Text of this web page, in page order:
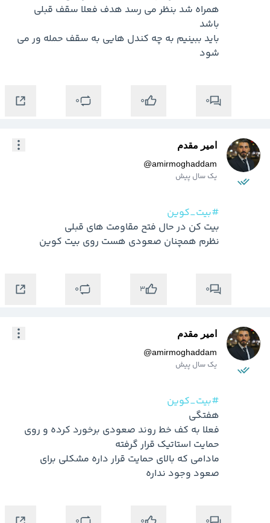
شود
0
0
0
امیر مقدم
@amirmoghaddam
یک سال پیش
#بیت_کوین
نظرم همچنان صعودی هست روی بیت کوین
0
3
0
امیر مقدم
@amirmoghaddam
یک سال پیش
#بیت_کوین
صعود وجود نداره